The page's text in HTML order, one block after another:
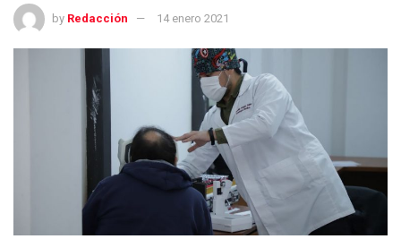
by Redacción 14 enero 2021